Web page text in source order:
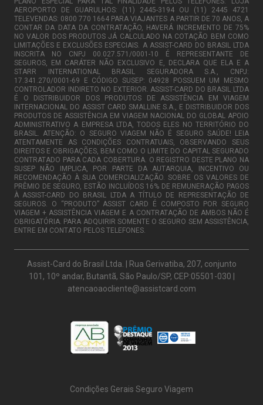
AEROPORTO DE GUARULHOS: (11) 2445-3194 OU (11) 2445 4721
TELEVENDAS: 0800 770 1664 PARA VIAJANTES A PARTIR DE 70 ANOS, A
CONTAR DA DATA DA CONTRATAÇÃO, HAVERÁ INCREMENTO DE 75%
NO VALOR DOS PRODUTOS JÁ CALCULADO NA COTAÇÃO BEM COMO
LIMITAÇÕES E EXCLUSÕES ESPECIAIS. A ASSIST-CARD DO BRASIL LTDA
INSCRITA NO CNPJ 00.027.571/0001-10 É REPRESENTANTE DE
SEGUROS, EM CARÁTER NÃO EXCLUSIVO E, DECLARA QUE ELA E A
STARR INTERNATIONAL BRASIL SEGURADORA S.A., CNPJ:
17.341.270/0001-69 E CÓDIGO SUSEP: 04928 POSSUEM UM MESMO
CONTROLADOR INDIRETO NO EXTERIOR. ASSIST-CARD DO BRASIL LTDA
É O DISTRIBUIDOR DOS PRODUTOS DE ASSISTÊNCIA EM VIAGEM
INTERNACIONAL DO ASSIST CARD SMALLINE S.A., E DISTRIBUIDOR DOS
PRODUTOS DE ASSISTÊNCIA EM VIAGEM NACIONAL DO GLOBAL APOIO
ADMINISTRATIVO A EMPRESA LTDA, TODOS ELES NO TERRITÓRIO DO
BRASIL. ATENÇÃO: O SEGURO VIAGEM NÃO É SEGURO SAÚDE! LEIA
ATENTAMENTE AS CONDIÇÕES CONTRATUAIS, OBSERVANDO SEUS
DIREITOS E OBRIGAÇÕES, BEM COMO O LIMITE DO CAPITAL SEGURADO
CONTRATADO PARA CADA COBERTURA. O REGISTRO DESTE PLANO NA
SUSEP NÃO IMPLICA, POR PARTE DA AUTARQUIA, INCENTIVO OU
RECOMENDAÇÃO À SUA COMERCIALIZAÇÃO. SOBRE OS VALORES DE
PRÊMIO DE SEGURO, ESTÃO INCLUÍDOS 16% DE REMUNERAÇÃO PAGOS
À ASSIST-CARD DO BRASIL LTDA A TÍTULO DE REPRESENTAÇÃO DE
SEGUROS. O “PRODUTO” ASSIST CARD É COMPOSTO POR SEGURO
VIAGEM + ASSISTÊNCIA VIAGEM E A CONTRATAÇÃO DE AMBOS NÃO É
OBRIGATÓRIA. PARA ADQUIRIR SOMENTE O SEGURO SEM ASSISTÊNCIA,
ENTRE EM CONTATO PELOS TELEFONES.
Assist-Card do Brasil Ltda. | Rua Gerivatiba, 207, conjunto
101, 10º andar, Butantã, São Paulo/SP, CEP:05501-030 |
atencaoaocliente@assistcard.com
Condições Gerais Seguro Viagem